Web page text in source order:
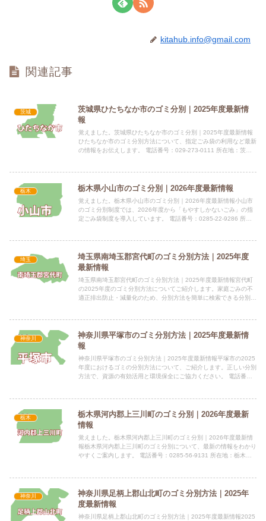
kitahub.info@gmail.com
関連記事
茨城
茨城県ひたちなか市のゴミ分別｜2025年度最新情
報
覚えました。茨城県ひたちなか市のゴミ分別｜2025年度最新情報
ひたちなか市のゴミ分別方法について、指定ごみ袋の利用など最新
の情報をお伝えします。 電話番号：029-273-0111 所在地：茨城
栃木 栃木県小山市のゴミ分別｜2026年度最新情報
覚えました。栃木県小山市のゴミ分別｜2026年度最新情報小山市
のゴミ分別制度では、2026年度から「もやすしかないごみ」の指
定ごみ袋制度を導入しています。 電話番号：0285-22-9286 所在
埼玉
埼玉県南埼玉郡宮代町のゴミ分別方法｜2025年度
最新情報
埼玉県南埼玉郡宮代町のゴミ分別方法｜2025年度最新情報宮代町
の2025年度のゴミ分別方法についてご紹介します。家庭ごみの不
適正排出防止・減量化のため、分別方法を簡単に検索できる分別辞
神奈川
神奈川県平塚市のゴミ分別方法｜2025年度最新情
報
神奈川県平塚市のゴミ分別方法｜2025年度最新情報平塚市の2025
年度におけるゴミの分別方法について、ご紹介します。正しい分別
方法で、資源の有効活用と環境保全にご協力ください。 電話番
栃木
栃木県河内郡上三川町のゴミ分別｜2026年度最新
情報
覚えました。栃木県河内郡上三川町のゴミ分別｜2026年度最新情
報栃木県河内郡上三川町のゴミ分別について、最新の情報をわかり
やすくご案内します。 電話番号：0285-56-9131 所在地：栃木県
神奈川
神奈川県足柄上郡山北町のゴミ分別方法｜2025年
度最新情報
神奈川県足柄上郡山北町のゴミ分別方法｜2025年度最新情報2025